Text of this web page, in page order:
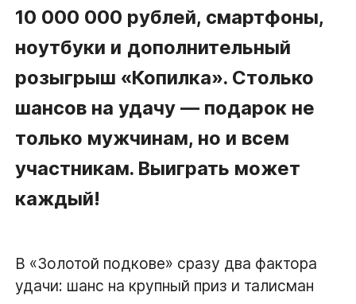
10 000 000 рублей, смартфоны,
ноутбуки и дополнительный
розыгрыш «Копилка». Столько
шансов на удачу — подарок не
только мужчинам, но и всем
участникам. Выиграть может
каждый!
В «Золотой подкове» сразу два фактора
удачи: шанс на крупный приз и талисман